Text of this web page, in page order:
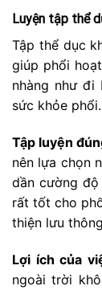
Luyện tập thể
Tập thể dục
giúp phổi
nhàng như
sức khỏe phổi.
Tập luyện
nên lựa chọn
dần cường
rất tốt cho
thiện lưu
Lợi ích của
ngoài trời